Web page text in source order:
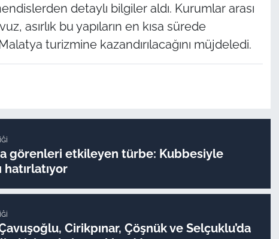
detaylı bilgiler aldı. Kurumlar arası
asırlık bu yapıların en kısa sürede
turizmine kazandırılacağını müjdeledi.
görenleri etkileyen türbe: Kubbesiyle
hatırlatıyor
Cirikpınar, Çöşnük ve Selçuklu’da